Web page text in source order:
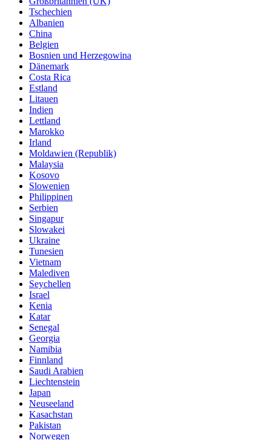
Tschechien
Albanien
China
Belgien
Bosnien und Herzegowina
Dänemark
Costa Rica
Estland
Litauen
Indien
Lettland
Marokko
Irland
Moldawien (Republik)
Malaysia
Kosovo
Slowenien
Philippinen
Serbien
Singapur
Slowakei
Ukraine
Tunesien
Vietnam
Malediven
Seychellen
Israel
Kenia
Katar
Senegal
Georgia
Namibia
Finnland
Saudi Arabien
Liechtenstein
Japan
Neuseeland
Kasachstan
Pakistan
Norwegen